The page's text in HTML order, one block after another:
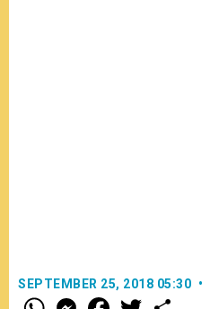
SEPTEMBER 25, 2018 05:30
W M F